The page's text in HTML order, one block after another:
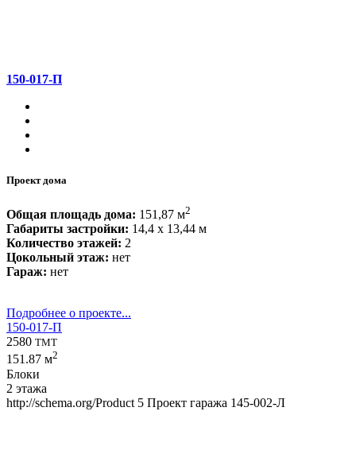
150-017-П
Проект дома
Общая площадь дома: 151,87 м2
Габариты застройки: 14,4 x 13,44 м
Количество этажей: 2
Цокольный этаж: нет
Гараж: нет
Подробнее о проекте...
150-017-П
2580 TMT
151.87 м2
Блоки
2 этажа
http://schema.org/Product 5 Проект гаража 145-002-Л